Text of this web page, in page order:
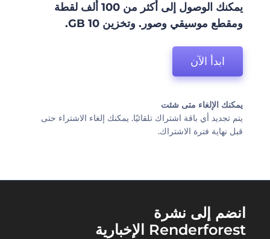
يمكنك الوصول إلى أكثر من 100 ألف لقطة
ومقطع موسيقي وصور. وتخزين 10 GB.
ابدأ الآن
يمكنك الإلغاء متى شئت
يتم تجديد أي باقة اشتراك تلقائيًا. يمكنك إلغاء الاشتراء حتى
قبل نهاية فترة الاشتراك.
انضم إلى نشرة
Renderforest الإخبارية